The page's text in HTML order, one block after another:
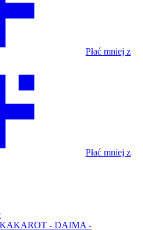
Płać mniej z
Płać mniej z
- DAIMA -